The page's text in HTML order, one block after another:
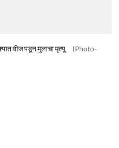
वीज पडून मुलाचा मृत्यू
(Photo-